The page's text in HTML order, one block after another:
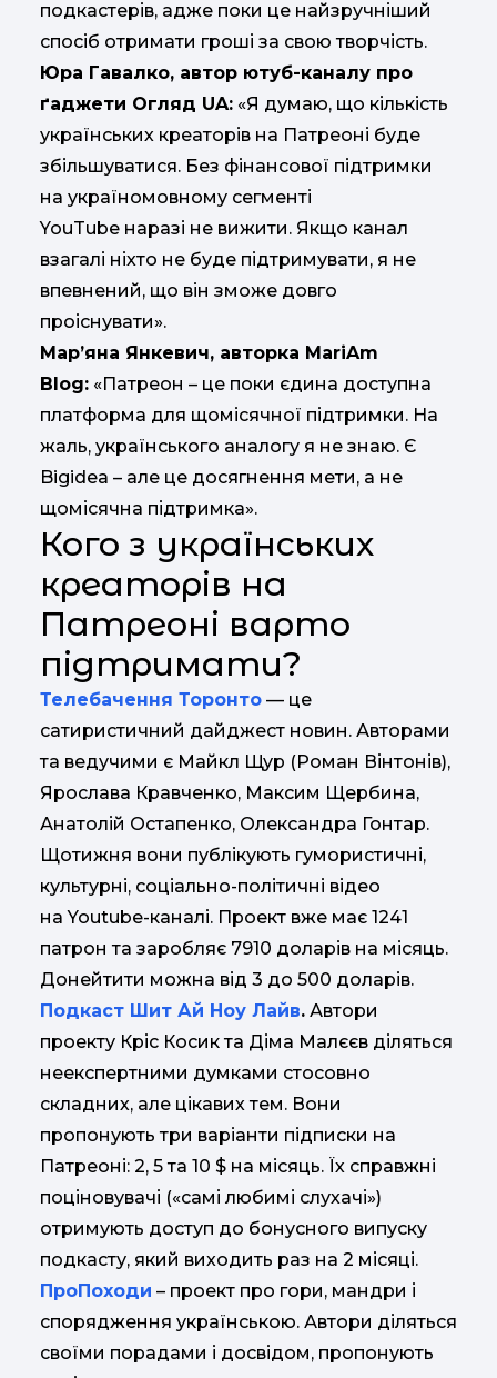
подкастерів, адже поки це найзручніший
спосіб отримати гроші за свою творчість.
Юра Гавалко, автор ютуб-каналу про
ґаджети Огляд UA: «Я думаю, що кількість
українських креаторів на Патреоні буде
збільшуватися. Без фінансової підтримки
на україномовному сегменті
YouTube наразі не вижити. Якщо канал
взагалі ніхто не буде підтримувати, я не
впевнений, що він зможе довго
проіснувати».
Мар’яна Янкевич, авторка MariAm
Blog: «Патреон – це поки єдина доступна
платформа для щомісячної підтримки. На
жаль, українського аналогу я не знаю. Є
Bigidea – але це досягнення мети, а не
щомісячна підтримка».
Кого з українських
креаторів на
Патреоні варто
підтримати?
Телебачення Торонто — це
сатиристичний дайджест новин. Авторами
та ведучими є Майкл Щур (Роман Вінтонів),
Ярослава Кравченко, Максим Щербина,
Анатолій Остапенко, Олександра Гонтар.
Щотижня вони публікують гумористичні,
культурні, соціально-політичні відео
на Youtube-каналі. Проект вже має 1241
патрон та заробляє 7910 доларів на місяць.
Донейтити можна від 3 до 500 доларів.
Подкаст Шит Ай Ноу Лайв. Автори
проекту Кріс Косик та Діма Малєєв діляться
неекспертними думками стосовно
складних, але цікавих тем. Вони
пропонують три варіанти підписки на
Патреоні: 2, 5 та 10 $ на місяць. Їх справжні
поціновувачі («самі любимі слухачі»)
отримують доступ до бонусного випуску
подкасту, який виходить раз на 2 місяці.
ПроПоходи – проект про гори, мандри і
спорядження українською. Автори діляться
своїми порадами і досвідом, пропонують